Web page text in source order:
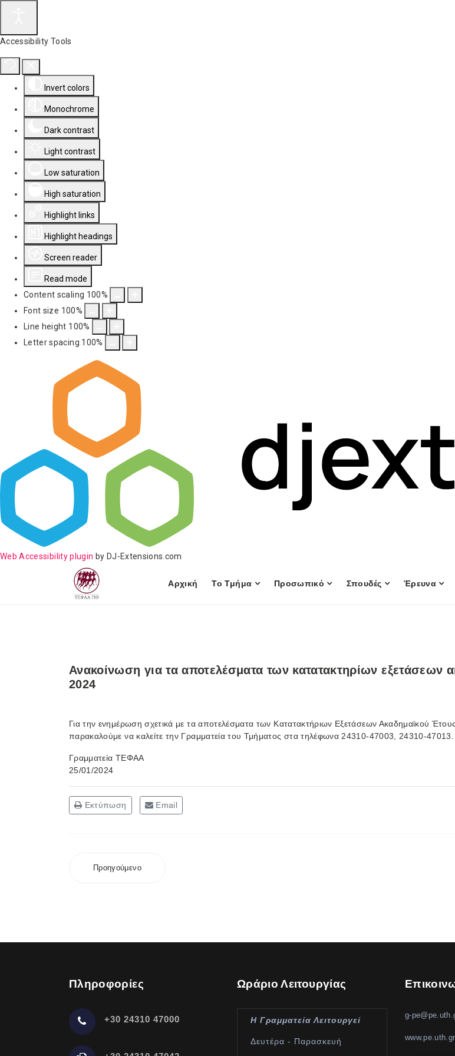
Accessibility Tools
Invert colors
Monochrome
Dark contrast
Light contrast
Low saturation
High saturation
Highlight links
Highlight headings
Screen reader
Read mode
Content scaling 100%
Font size 100%
Line height 100%
Letter spacing 100%
Web Accessibility plugin by DJ-Extensions.com
Αρχική Το Τμήμα Προσωπικό Σπουδές Έρευνα
Ανακοίνωση για τα αποτελέσματα των κατατακτηρίων εξετάσεων
2024
Για την ενημέρωση σχετικά με τα αποτελέσματα των Κατατακτήριων Εξετάσεων Ακαδημαϊκού
παρακαλούμε να καλείτε την Γραμματεία του Τμήματος στα τηλέφωνα 24310-47003, 24310-47013.
Γραμματεία ΤΕΦΑΑ
25/01/2024
Εκτύπωση Email
Προηγούμενο
Πληροφορίες
+30 24310 47000
Ωράριο Λειτουργίας
Η Γραμματεία Λειτουργεί
Δευτέρα - Παρασκευή
g-
www.pe.uth.gr